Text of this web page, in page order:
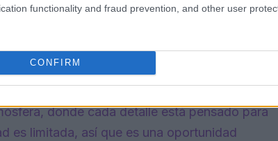
functionality and fraud prevention, and other user
CONFIRM
Dunkin’ ha preparado una sorpresa para
se ofrecerán donas individuales en bolsas
Imagínate, al entrar a tu tienda Dunkin’
donde cada detalle está pensado para
es limitada, así que es una oportunidad